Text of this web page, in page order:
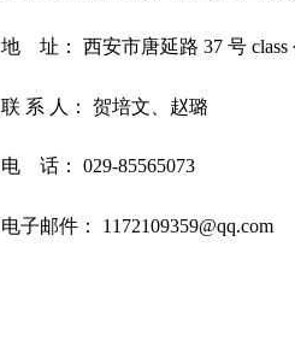
地 址： 西安市唐延路 37 号
联 系 人： 贺培文、赵璐
电 话： 029-85565073
电子邮件： 1172109359@qq.com